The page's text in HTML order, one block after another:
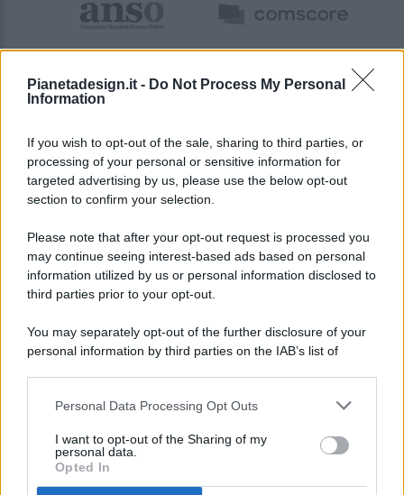
Pianetadesign.it - Do Not Process My Personal
Information
If you wish to opt-out of the sale, sharing to third parties, or
processing of your personal or sensitive information for
targeted advertising by us, please use the below opt-out
section to confirm your selection.
Please note that after your opt-out request is processed you
may continue seeing interest-based ads based on personal
information utilized by us or personal information disclosed to
third parties prior to your opt-out.
You may separately opt-out of the further disclosure of your
personal information by third parties on the IAB’s list of
This information may also be disclosed by us to third parties
disclose it to other third parties.
Personal Data Processing Opt Outs
I want to opt-out of the Sharing of my
personal data.
Opted In
© 2026 - Pianeta Design - P.IVA 04827280654 - Testata
Registrata Al Tribunale Di Nocera Inferiore N. 8/2020 - RG N.
ISCRIZIONE AL ROC N. 35792 – ISCRITTA ALL’ANSO
(ASSOCIAZIONE NAZIONALE STAMPA ONLINE)
PREFERENZE PRIVACY